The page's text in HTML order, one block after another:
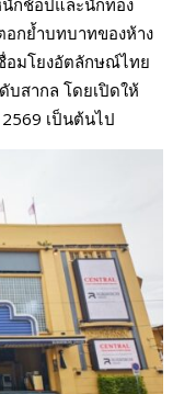
นักช้อปและนักท่อง
อกย้ำบทบาทของห้าง
อมโยงอัตลักษณ์ไทย
บสากล โดยเปิดให้
เป็นต้นไป